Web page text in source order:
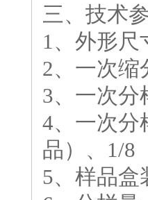
三、技术
1、外形尺
2、一次缩
3、一次分
4、一次分
品）、 1/8
5、样品盒